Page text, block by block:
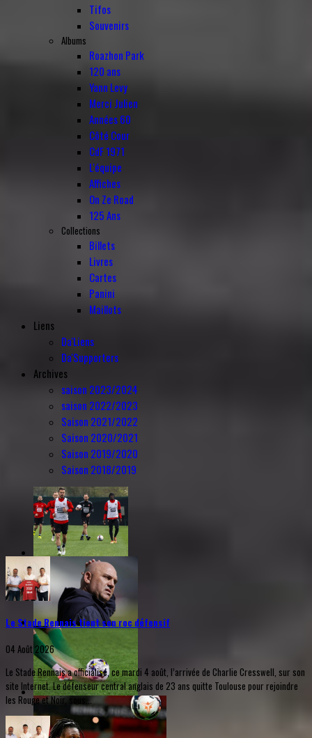
Tifos
Souvenirs
Albums
Roazhon Park
120 ans
Yann Levy
Merci Julien
Années 60
Côté Cour
CdF 1971
L'équipe
Affiches
On Ze Road
125 Ans
Collections
Billets
Livres
Cartes
Panini
Maillots
Liens
Da'Liens
Da'Supporters
Archives
saison 2023/2024
saison 2022/2023
Saison 2021/2022
Saison 2020/2021
Saison 2019/2020
Saison 2018/2019
Le Stade Rennais tient son roc défensif
04 Août 2026
Le Stade Rennais a officialisé, ce mardi 4 août, l’arrivée de Charlie Cresswell, sur son
site Internet. Le défenseur central anglais de 23 ans quitte Toulouse pour rejoindre
les Rouge et Noir, sous...